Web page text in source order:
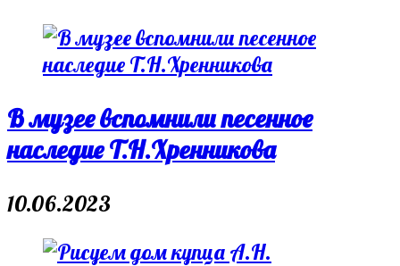
В музее вспомнили песенное
наследие Т.Н.Хренникова
10.06.2023